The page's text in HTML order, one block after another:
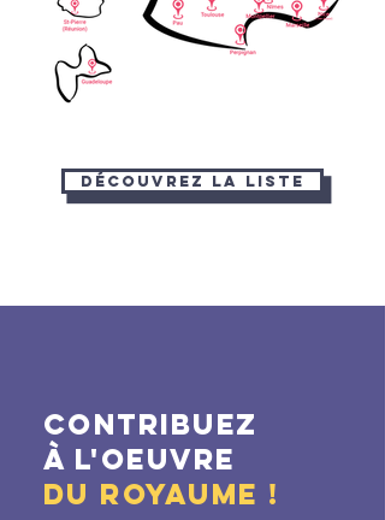
découvrez la liste
contribuez
à l'oeuvre
du royaume !